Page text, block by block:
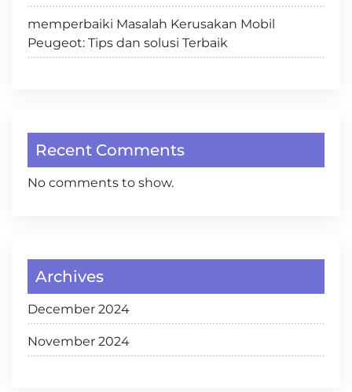
memperbaiki Masalah Kerusakan Mobil
Peugeot: Tips dan solusi Terbaik
Recent Comments
No comments to show.
Archives
December 2024
November 2024